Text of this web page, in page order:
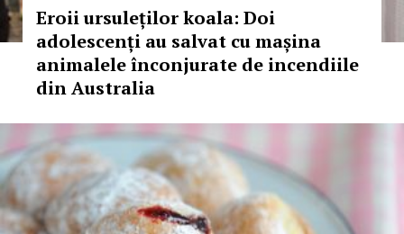
Eroii ursuleților koala: Doi
adolescenți au salvat cu mașina
animalele înconjurate de incendiile
din Australia